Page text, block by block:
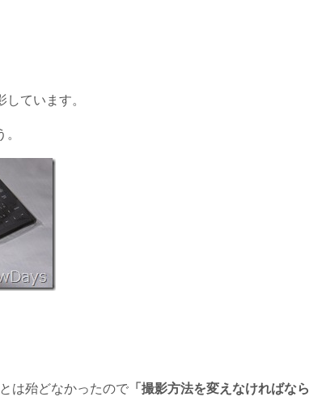
ています。
は殆どなかったので 「撮影方法を変えなければなら